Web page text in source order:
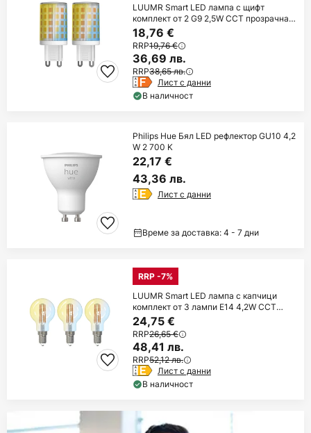
LUUMR Smart LED лампа с щифт
комплект от 2 G9 2,5W CCT прозрачна
Tuya
18,76 €
RRP19,76 €
36,69 лв.
RRP38,65 лв.
Лист с данни
В наличност
Philips Hue Бял LED рефлектор GU10 4,2
W 2 700 K
22,17 €
43,36 лв.
Лист с данни
Време за доставка: 4 - 7 дни
RRP -7%
LUUMR Smart LED лампа с капчици
комплект от 3 лампи E14 4,2W CCT
прозрачна
24,75 €
RRP26,65 €
48,41 лв.
RRP52,12 лв.
Лист с данни
В наличност